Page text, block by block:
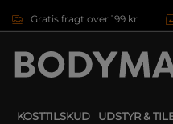
Gratis fragt over 199 kr
KOSTTILSKUD UDSTYR &